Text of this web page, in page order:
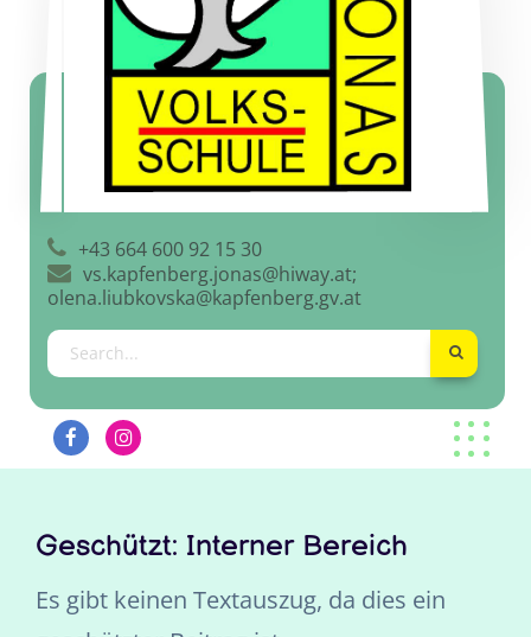
+43 664 600 92 15 30
vs.kapfenberg.jonas@hiway.at;
olena.liubkovska@kapfenberg.gv.at
Geschützt: Interner Bereich
Es gibt keinen Textauszug, da dies ein